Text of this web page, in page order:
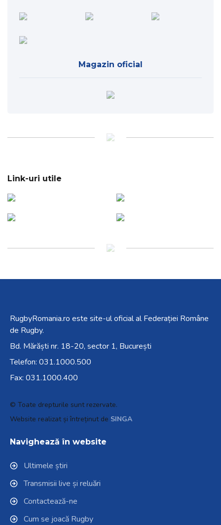
Magazin oficial
Link-uri utile
RugbyRomania.ro este site-ul oficial al Federației Române
de Rugby.
Bd. Mărăști nr. 18-20, sector 1, București
Telefon: 031.1000.500
Fax: 031.1000.400
© Toate drepturile sunt rezervate.
Website realizat și întreținut de SINGA
Navighează în website
Ultimele știri
Transmisii live și reluări
Contactează-ne
Cum se joacă Rugby